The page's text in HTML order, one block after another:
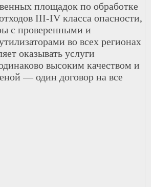
площадок по обработке
III-IV класса опасности,
с проверенными и
во всех регионах
оказывать услуги
высоким качеством и
— один договор на все